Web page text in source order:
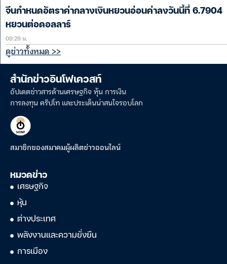
จีนกำหนดอัตราค่ากลางเงินหยวนอ่อนค่าลงวันนี้ที่ 6.7904
หยวนต่อดอลลาร์
09:29 น.
ดูข่าวทั้งหมด >>
สำนักข่าวอินโฟเควสท์
อัปเดตข่าวสารด้านเศรษฐกิจ หุ้น การเงิน
การลงทุน คริปโท และประเด็นน่าสนใจรอบโลก
สมาชิกของสมาคมผู้ผลิตข่าวออนไลน์
หมวดข่าว
เศรษฐกิจ
หุ้น
ต่างประเทศ
พลังงานและความยั่งยืน
การเมือง